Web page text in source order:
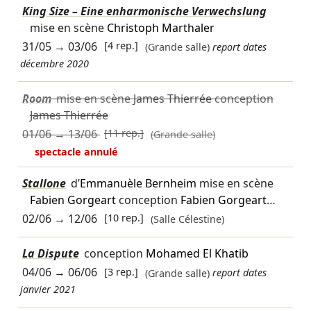
King Size – Eine enharmonische Verwechslung
mise en scène Christoph Marthaler
31/05→ 03/06 [4 rep.] (Grande salle) report dates
décembre 2020
Roommise en scèneJames Thierréeconception
James Thierrée
01/06→13/06 [11 rep.] (Grande salle)
spectacle annulé
Stallone d’Emmanuèle Bernheim mise en scène
Fabien Gorgeartconception Fabien Gorgeart…
02/06→ 12/06 [10 rep.] (Salle Célestine)
La Dispute conception Mohamed El Khatib
04/06→ 06/06 [3 rep.] (Grande salle) report dates
janvier 2021